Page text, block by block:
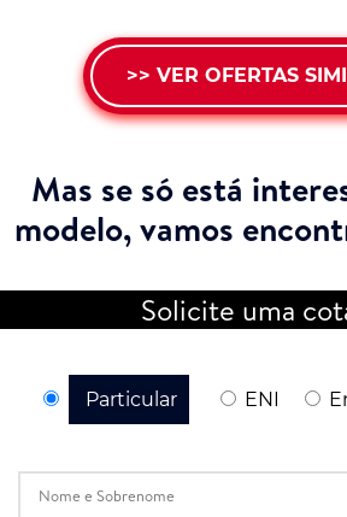
>> VER OFERTAS
Mas se só está
modelo,vamos
Solicite uma
Particular ENI